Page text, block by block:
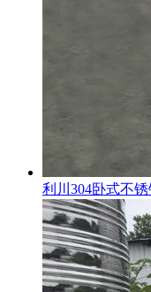
利川304卧式不锈